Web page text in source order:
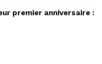
premier anniversaire :